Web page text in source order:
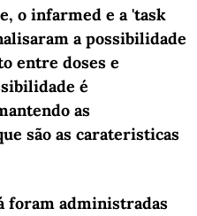
o infarmed e a 'task
a possibilidade
entre doses e
é
as
são as carateristicas
foram administradas